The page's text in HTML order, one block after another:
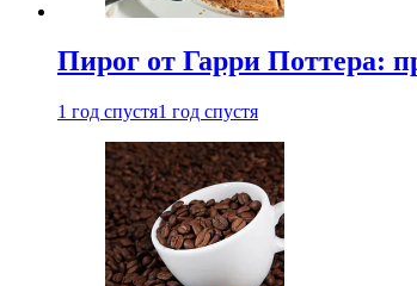
Пирог от Гарри Поттера:
1 год спустя1 год спустя